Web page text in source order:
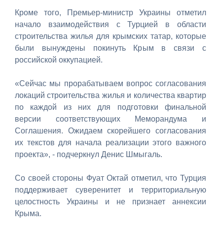
Кроме того, Премьер-министр Украины отметил
начало взаимодействия с Турцией в области
строительства жилья для крымских татар, которые
были вынуждены покинуть Крым в связи с
российской оккупацией.
«Сейчас мы прорабатываем вопрос согласования
локаций строительства жилья и количества квартир
по каждой из них для подготовки финальной
версии соответствующих Меморандума и
Соглашения. Ожидаем скорейшего согласования
их текстов для начала реализации этого важного
проекта», - подчеркнул Денис Шмыгаль.
Со своей стороны Фуат Октай отметил, что Турция
поддерживает суверенитет и территориальную
целостность Украины и не признает аннексии
Крыма.